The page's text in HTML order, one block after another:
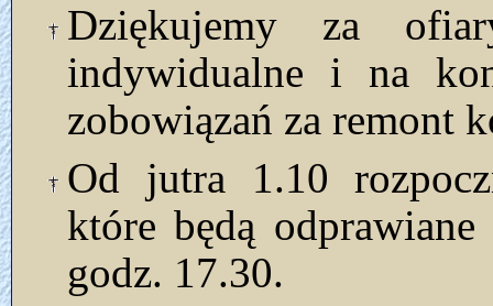
Dziękujemy za
indywidualne i na
zobowiązań za remont
Od jutra 1.10
które będą
godz. 17.30.